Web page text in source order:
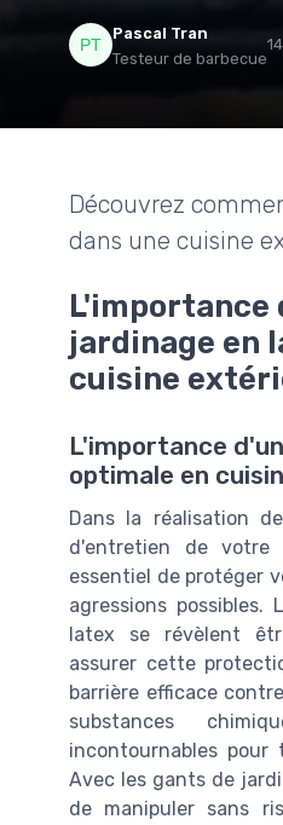
Pascal Tran
Testeur de barbecue
Découvrez
dans une cuisine
L'importance
jardinage en
cuisine
L'importance
optimale en
Dans la réalisation
d'entretien de votre
essentiel de protéger
agressions
latex se révèlent
assurer cette
barrière efficace
substances
incontournables
Avec les gants de
de manipuler sans